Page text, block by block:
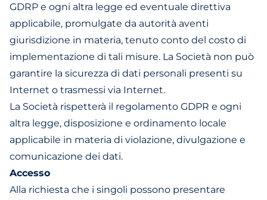
GDRP e ogni altra legge ed eventuale direttiva
applicabile, promulgate da autorità aventi
giurisdizione in materia, tenuto conto del costo di
implementazione di tali misure. La Società non può
garantire la sicurezza di dati personali presenti su
Internet o trasmessi via Internet.
La Società rispetterà il regolamento GDPR e ogni
altra legge, disposizione e ordinamento locale
applicabile in materia di violazione, divulgazione e
comunicazione dei dati.
Accesso
Alla richiesta che i singoli possono presentare